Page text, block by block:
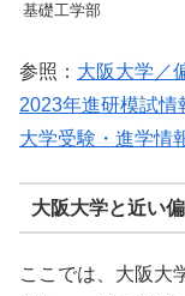
基礎工学部
参照： 大阪大学／
2023年進研模試
大学受験・進学情
大阪大学と近い
ここでは、大阪大